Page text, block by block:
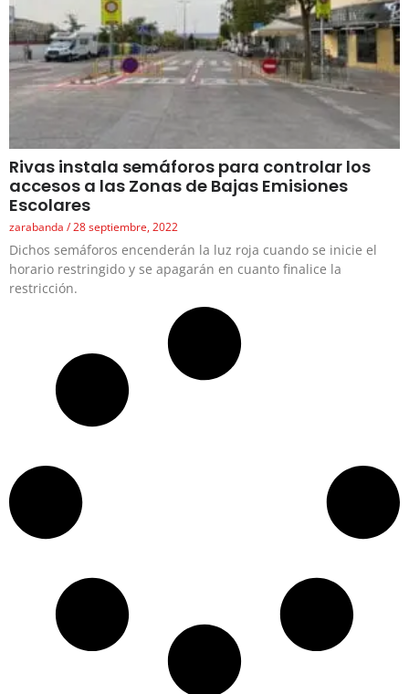
Rivas instala semáforos para controlar los
accesos a las Zonas de Bajas Emisiones
Escolares
zarabanda 28 septiembre, 2022
Dichos semáforos encenderán la luz roja cuando se inicie el
horario restringido y se apagarán en cuanto finalice la
restricción.